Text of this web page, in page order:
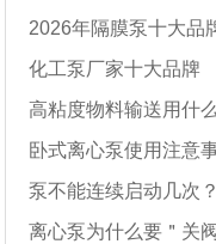
2026年隔膜泵十大品
化工泵厂家十大品牌
高粘度物料输送用什
卧式离心泵使用注意
泵不能连续启动几次
离心泵为什么要＂关